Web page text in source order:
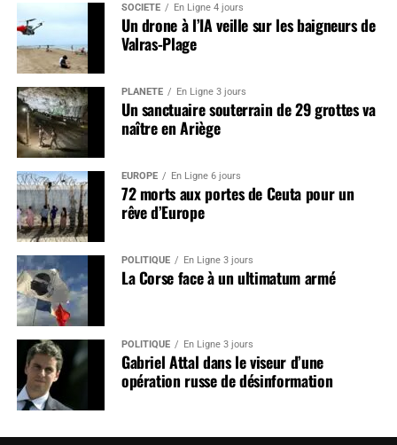
SOCIÉTÉ En Ligne 4 jours
Un drone à l’IA veille sur les baigneurs de
Valras-Plage
PLANÈTE En Ligne 3 jours
Un sanctuaire souterrain de 29 grottes va
naître en Ariège
EUROPE En Ligne 6 jours
72 morts aux portes de Ceuta pour un
rêve d’Europe
POLITIQUE En Ligne 3 jours
La Corse face à un ultimatum armé
POLITIQUE En Ligne 3 jours
Gabriel Attal dans le viseur d’une
opération russe de désinformation